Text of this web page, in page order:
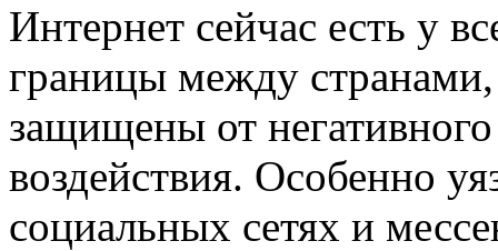
Интернет сейчас есть у
границы между
защищены от
воздействия. Особенно
социальных сетях и